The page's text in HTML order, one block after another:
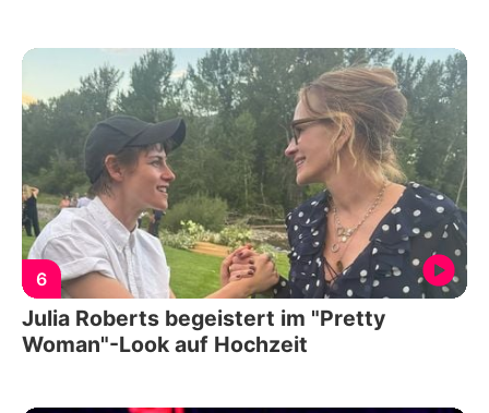
6
Julia Roberts begeistert im "Pretty
Woman"-Look auf Hochzeit